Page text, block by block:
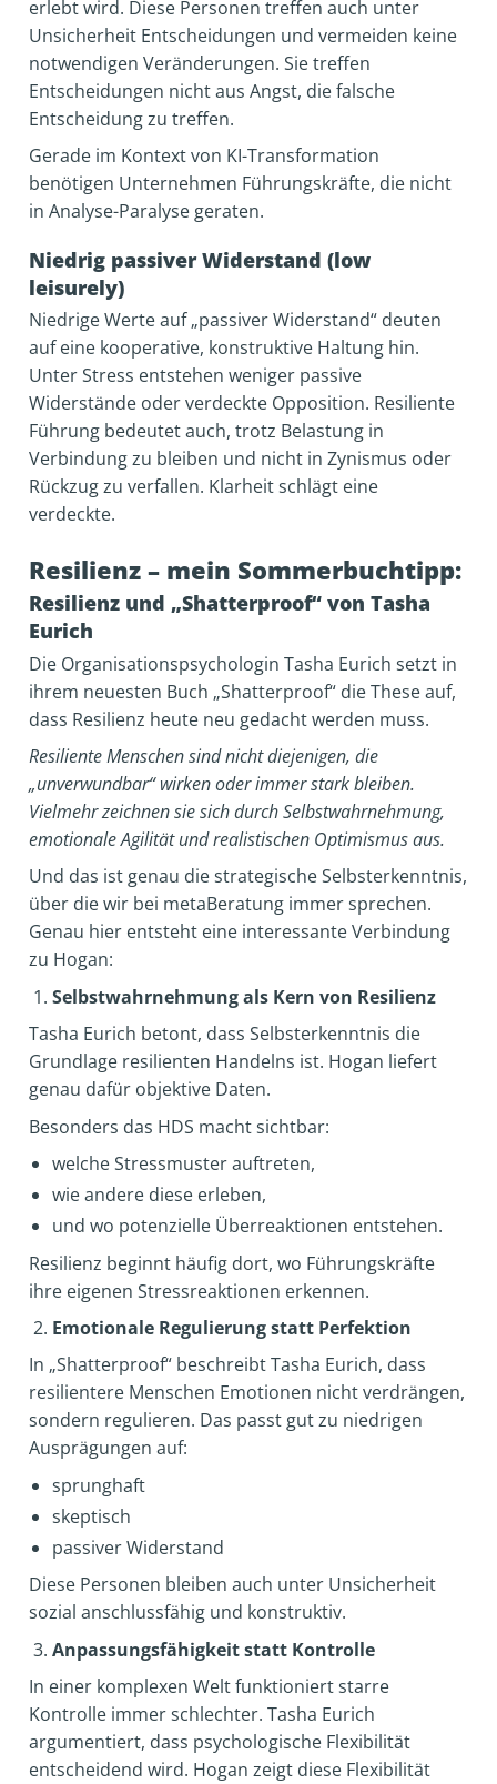
erlebt wird. Diese Personen treffen auch unter
Unsicherheit Entscheidungen und vermeiden keine
notwendigen Veränderungen. Sie treffen
Entscheidungen nicht aus Angst, die falsche
Entscheidung zu treffen.
Gerade im Kontext von KI-Transformation
benötigen Unternehmen Führungskräfte, die nicht
in Analyse-Paralyse geraten.
Niedrig passiver Widerstand (low
leisurely)
Niedrige Werte auf „passiver Widerstand“ deuten
auf eine kooperative, konstruktive Haltung hin.
Unter Stress entstehen weniger passive
Widerstände oder verdeckte Opposition. Resiliente
Führung bedeutet auch, trotz Belastung in
Verbindung zu bleiben und nicht in Zynismus oder
Rückzug zu verfallen. Klarheit schlägt eine
verdeckte.
Resilienz – mein Sommerbuchtipp:
Resilienz und „Shatterproof“ von Tasha
Eurich
Die Organisationspsychologin Tasha Eurich setzt in
ihrem neuesten Buch „Shatterproof“ die These auf,
dass Resilienz heute neu gedacht werden muss.
Resiliente Menschen sind nicht diejenigen, die
„unverwundbar“ wirken oder immer stark bleiben.
Vielmehr zeichnen sie sich durch Selbstwahrnehmung,
emotionale Agilität und realistischen Optimismus aus.
Und das ist genau die strategische Selbsterkenntnis,
über die wir bei metaBeratung immer sprechen.
Genau hier entsteht eine interessante Verbindung
zu Hogan:
Selbstwahrnehmung als Kern von Resilienz
Tasha Eurich betont, dass Selbsterkenntnis die
Grundlage resilienten Handelns ist. Hogan liefert
genau dafür objektive Daten.
Besonders das HDS macht sichtbar:
welche Stressmuster auftreten,
wie andere diese erleben,
und wo potenzielle Überreaktionen entstehen.
Resilienz beginnt häufig dort, wo Führungskräfte
ihre eigenen Stressreaktionen erkennen.
Emotionale Regulierung statt Perfektion
In „Shatterproof“ beschreibt Tasha Eurich, dass
resilientere Menschen Emotionen nicht verdrängen,
sondern regulieren. Das passt gut zu niedrigen
Ausprägungen auf:
sprunghaft
skeptisch
passiver Widerstand
Diese Personen bleiben auch unter Unsicherheit
sozial anschlussfähig und konstruktiv.
Anpassungsfähigkeit statt Kontrolle
In einer komplexen Welt funktioniert starre
Kontrolle immer schlechter. Tasha Eurich
argumentiert, dass psychologische Flexibilität
entscheidend wird. Hogan zeigt diese Flexibilität